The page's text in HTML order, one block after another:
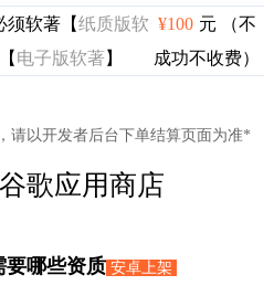
须软著【纸质版软
电子版软著 】
¥100 元 （不
成功不收费）
请以开发者后台下单结算页面为准*
歌应用商店
要哪些资质 安卓上架